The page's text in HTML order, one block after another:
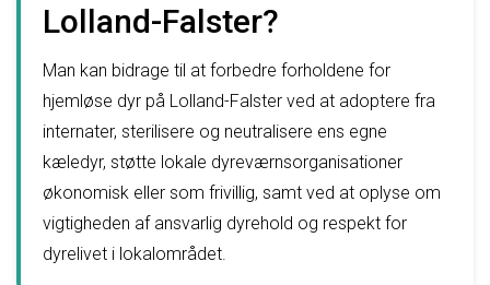
Lolland-Falster?
Man kan bidrage til at forbedre forholdene for
hjemløse dyr på Lolland-Falster ved at adoptere fra
internater, sterilisere og neutralisere ens egne
kæledyr, støtte lokale dyreværnsorganisationer
økonomisk eller som frivillig, samt ved at oplyse om
vigtigheden af ansvarlig dyrehold og respekt for
dyrelivet i lokalområdet.